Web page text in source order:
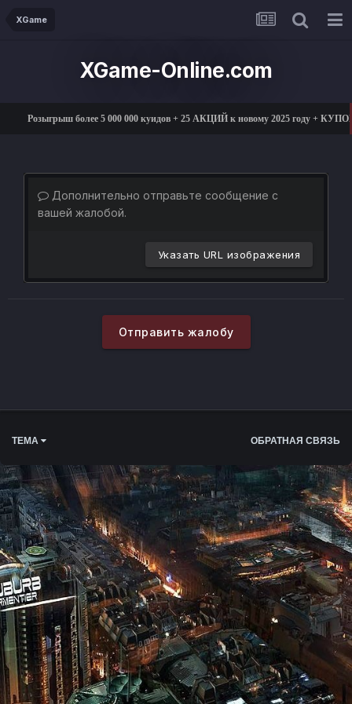
XGame
XGame-Online.com
Розыгрыш более 5 000 000 куидов + 25 АКЦИЙ к новому 2025 году +
Дополнительно отправьте сообщение с
вашей жалобой.
Указать URL изображения
Отправить жалобу
ТЕМА ОБРАТНАЯ СВЯЗЬ